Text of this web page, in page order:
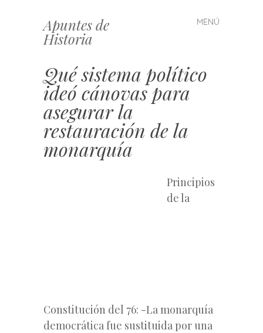
Apuntes de
Historia
MENÚ
Saltar
al
Qué sistema político
ideó cánovas para
asegurar la
restauración de la
monarquía
Principios
de la
Constitución del 76: -La monarquía
democrática fue sustituida por una